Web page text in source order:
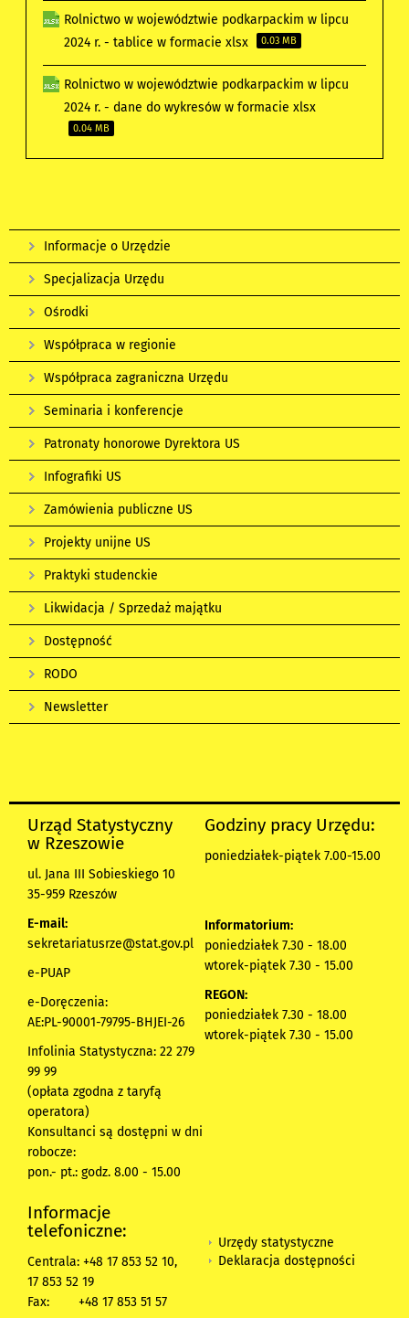
Rolnictwo w województwie podkarpackim w lipcu
2024 r. - tablice w formacie xlsx
0.03 MB
Rolnictwo w województwie podkarpackim w lipcu
2024 r. - dane do wykresów w formacie xlsx
0.04 MB
Informacje o Urzędzie
Specjalizacja Urzędu
Ośrodki
Współpraca w regionie
Współpraca zagraniczna Urzędu
Seminaria i konferencje
Patronaty honorowe Dyrektora US
Infografiki US
Zamówienia publiczne US
Projekty unijne US
Praktyki studenckie
Likwidacja / Sprzedaż majątku
Dostępność
RODO
Newsletter
Urząd Statystyczny
w Rzeszowie
ul. Jana III Sobieskiego 10
35-959 Rzeszów
E-mail:
sekretariatusrze@stat.gov.pl
e-PUAP
e-Doręczenia:
AE:PL-90001-79795-BHJEI-26
Infolinia Statystyczna: 22 279
99 99
(opłata zgodna z taryfą
operatora)
Konsultanci są dostępni w dni
robocze:
pon.- pt.: godz. 8.00 - 15.00
Godziny pracy Urzędu:
poniedziałek-piątek 7.00-15.00
Informatorium:
poniedziałek 7.30 - 18.00
wtorek-piątek 7.30 - 15.00
REGON:
poniedziałek 7.30 - 18.00
wtorek-piątek 7.30 - 15.00
Informacje
telefoniczne:
Centrala: +48 17 853 52 10,
17 853 52 19
Fax:
+48 17 853 51 57
Urzędy statystyczne
Deklaracja dostępności